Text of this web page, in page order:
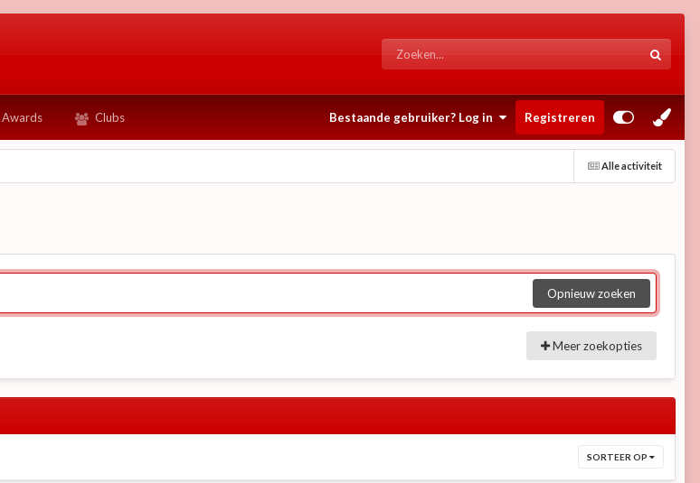
Awards Clubs Bestaande gebruiker? Log in Registreren
Alle activiteit
Opnieuw zoeken
Meer zoekopties
SORTEER OP